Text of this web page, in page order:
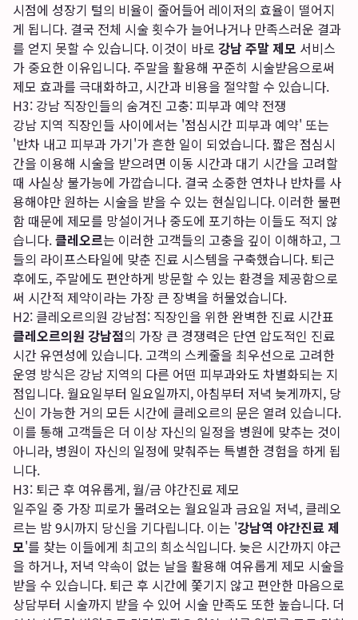
시점에 성장기 털의 비율이 줄어들어 레이저의 효율이 떨어지
게 됩니다. 결국 전체 시술 횟수가 늘어나거나 만족스러운 결과
를 얻지 못할 수 있습니다. 이것이 바로 강남 주말 제모 서비스
가 중요한 이유입니다. 주말을 활용해 꾸준히 시술받음으로써
제모 효과를 극대화하고, 시간과 비용을 절약할 수 있습니다.
H3: 강남 직장인들의 숨겨진 고충: 피부과 예약 전쟁
강남 지역 직장인들 사이에서는 '점심시간 피부과 예약' 또는
'반차 내고 피부과 가기'가 흔한 일이 되었습니다. 짧은 점심시
간을 이용해 시술을 받으려면 이동 시간과 대기 시간을 고려할
때 사실상 불가능에 가깝습니다. 결국 소중한 연차나 반차를 사
용해야만 원하는 시술을 받을 수 있는 현실입니다. 이러한 불편
함 때문에 제모를 망설이거나 중도에 포기하는 이들도 적지 않
습니다.클레오르는 이러한 고객들의 고충을 깊이 이해하고, 그
들의 라이프스타일에 맞춘 진료 시스템을 구축했습니다. 퇴근
후에도, 주말에도 편안하게 방문할 수 있는 환경을 제공함으로
써 시간적 제약이라는 가장 큰 장벽을 허물었습니다.
H2: 클레오르의원 강남점: 직장인을 위한 완벽한 진료 시간표
클레오르의원 강남점의 가장 큰 경쟁력은 단연 압도적인 진료
시간 유연성에 있습니다. 고객의 스케줄을 최우선으로 고려한
운영 방식은 강남 지역의 다른 어떤 피부과와도 차별화되는 지
점입니다. 월요일부터 일요일까지, 아침부터 저녁 늦게까지, 당
신이 가능한 거의 모든 시간에 클레오르의 문은 열려 있습니다.
이를 통해 고객들은 더 이상 자신의 일정을 병원에 맞추는 것이
아니라, 병원이 자신의 일정에 맞춰주는 특별한 경험을 하게 됩
니다.
H3: 퇴근 후 여유롭게, 월/금 야간진료 제모
일주일 중 가장 피로가 몰려오는 월요일과 금요일 저녁, 클레오
르는 밤 9시까지 당신을 기다립니다. 이는 '강남역 야간진료 제
모'를 찾는 이들에게 최고의 희소식입니다. 늦은 시간까지 야근
을 하거나, 저녁 약속이 없는 날을 활용해 여유롭게 제모 시술을
받을 수 있습니다. 퇴근 후 시간에 쫓기지 않고 편안한 마음으로
상담부터 시술까지 받을 수 있어 시술 만족도 또한 높습니다. 더